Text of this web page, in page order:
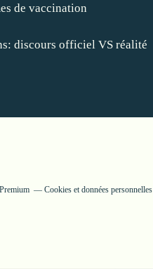
de vaccination
discours officiel VS réalité
Cookies et données personnelles